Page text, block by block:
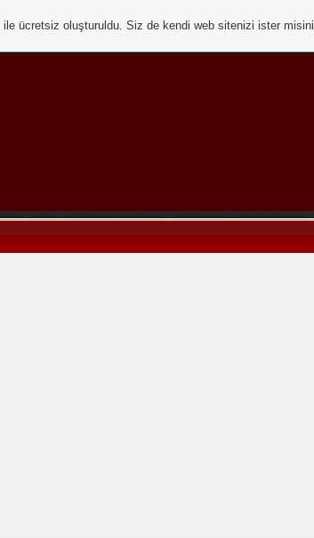
ile ücretsiz oluşturuldu. Siz de kendi web sitenizi ister